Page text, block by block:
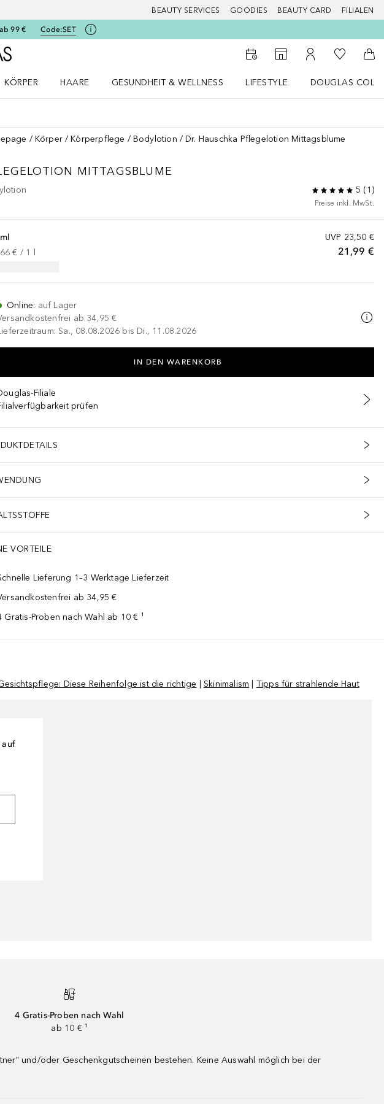
BEAUTY SERVICES GOODIES BEAUTY CARD FILIALEN
99 € Code:SET
Zur Douglas Startseite
Zum Storefinder
Zu Meinem
Zu Meiner
KÖRPER
HAARE
GESUNDHEIT & WELLNESS
LIFESTYLE
DOUGLAS
Körper Körperpflege Bodylotion Dr. Hauschka Pflegelotion Mittagsblume
MITTAGSBLUME
5 ( 1 )
Preise inkl. MwSt.
UVP 23,50 €
21,99 €
€ / 1
Online: auf Lager
ab 34,95 €
Sa., 08.08.2026 bis Di., 11.08.2026
IN DEN WARENKORB
Filiale
prüfen
VORTEILE
Lieferung 1–3 Werktage Lieferzeit
ab 34,95 €
Gratis-Proben nach Wahl ab 10 € ¹
Diese Reihenfolge ist die richtige Skinimalism Tipps für strahlende Haut
4 Gratis-Proben nach Wahl
ab 10 € ¹
und/oder Geschenkgutscheinen bestehen. Keine Auswahl möglich bei der